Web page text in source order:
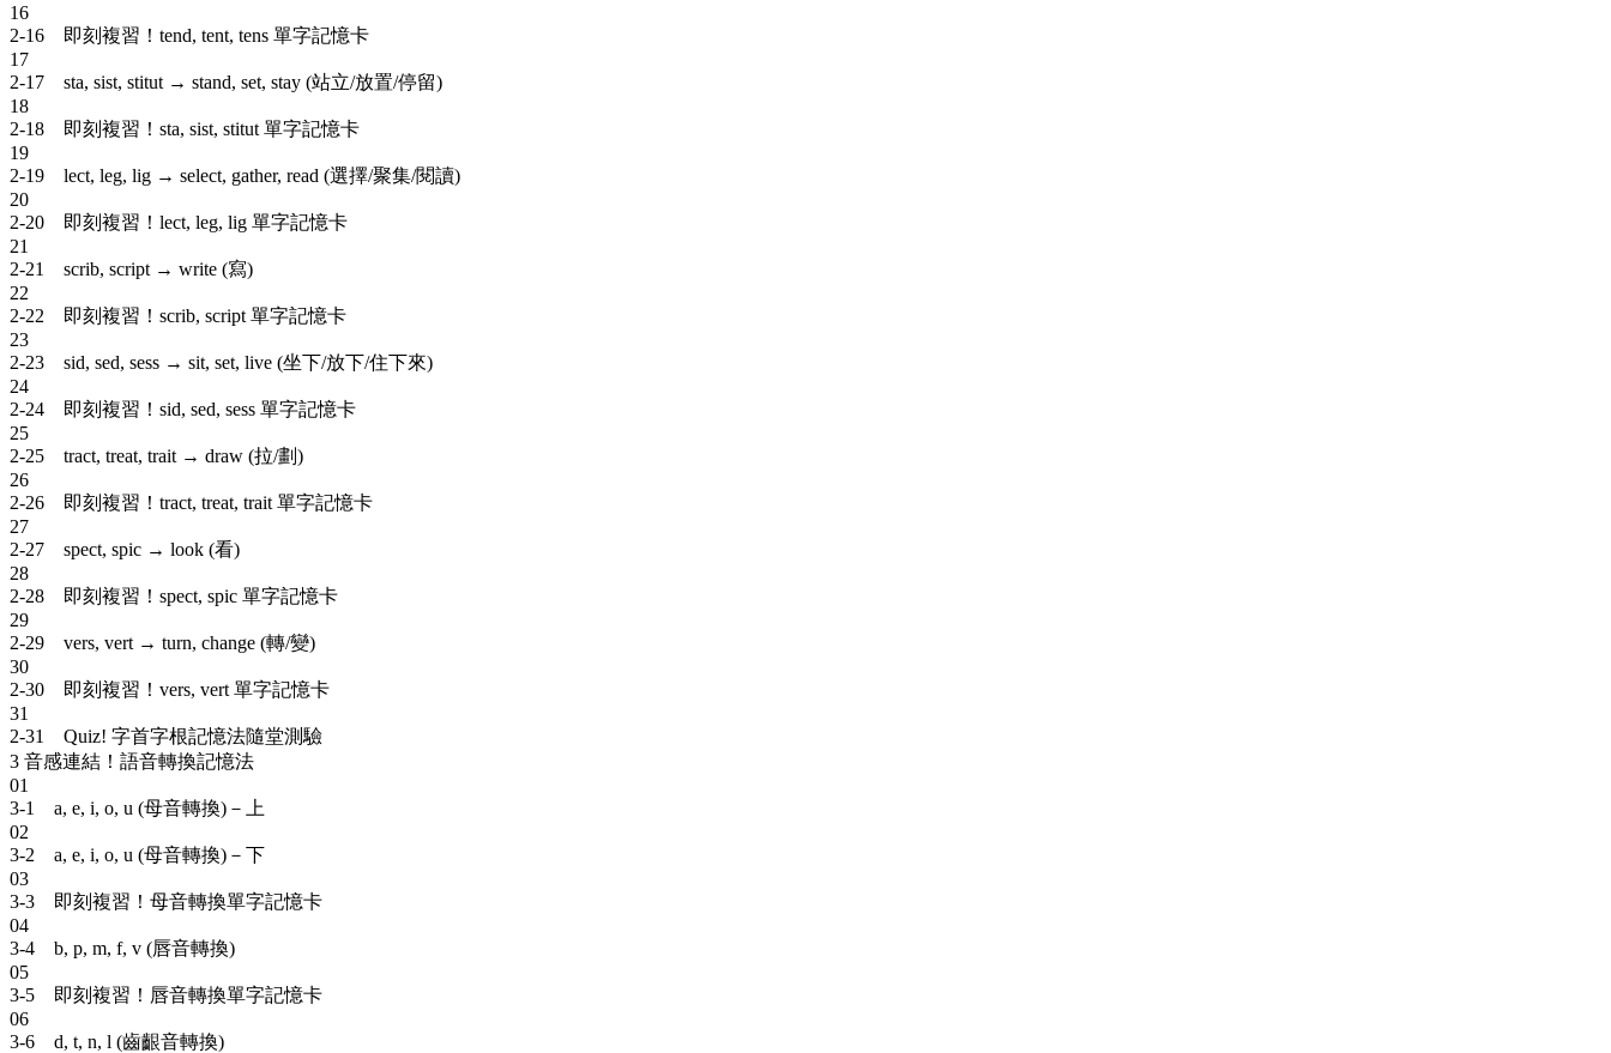
16
2-16 即刻複習！tend, tent, tens 單字記憶卡
17
2-17 sta, sist, stitut → stand, set, stay (站立/放置/停留)
18
2-18 即刻複習！sta, sist, stitut 單字記憶卡
19
2-19 lect, leg, lig → select, gather, read (選擇/聚集/閱讀)
20
2-20 即刻複習！lect, leg, lig 單字記憶卡
21
2-21 scrib, script → write (寫)
22
2-22 即刻複習！scrib, script 單字記憶卡
23
2-23 sid, sed, sess → sit, set, live (坐下/放下/住下來)
24
2-24 即刻複習！sid, sed, sess 單字記憶卡
25
2-25 tract, treat, trait → draw (拉/劃)
26
2-26 即刻複習！tract, treat, trait 單字記憶卡
27
2-27 spect, spic → look (看)
28
2-28 即刻複習！spect, spic 單字記憶卡
29
2-29 vers, vert → turn, change (轉/變)
30
2-30 即刻複習！vers, vert 單字記憶卡
31
2-31 Quiz! 字首字根記憶法隨堂測驗
3 音感連結！語音轉換記憶法
01
3-1 a, e, i, o, u (母音轉換)－上
02
3-2 a, e, i, o, u (母音轉換)－下
03
3-3 即刻複習！母音轉換單字記憶卡
04
3-4 b, p, m, f, v (唇音轉換)
05
3-5 即刻複習！唇音轉換單字記憶卡
06
3-6 d, t, n, l (齒齦音轉換)